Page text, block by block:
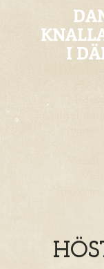
I
16
30
Frivilligt